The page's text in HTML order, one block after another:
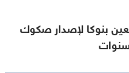
تعين بنوكا لإصدار صكوك